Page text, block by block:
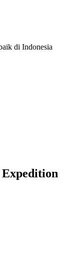
di Indonesia
Expedition